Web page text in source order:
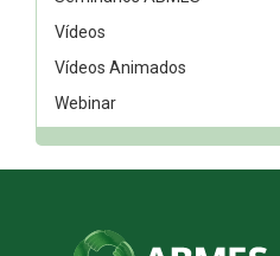
Vídeos
Vídeos Animados
Webinar